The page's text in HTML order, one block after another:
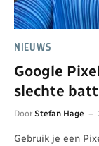
NIEUWS
Google
slechte
Door Stefan Hage
Gebruik je een